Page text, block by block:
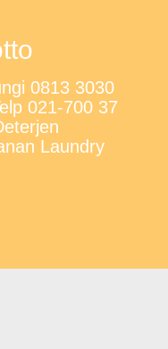
0813 3030
021-700 37
Laundry